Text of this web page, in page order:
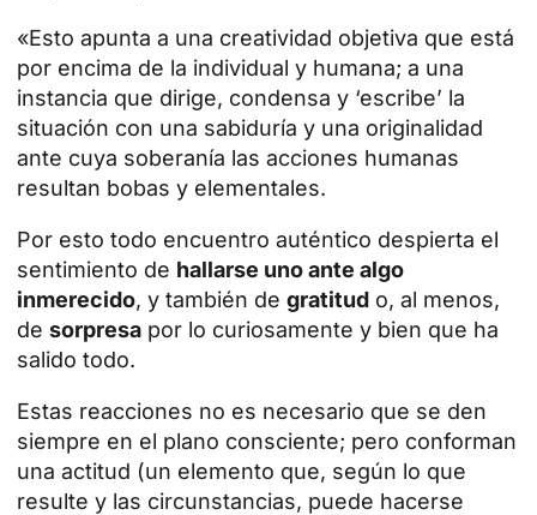
«Esto apunta a una creatividad objetiva que está
por encima de la individual y humana; a una
instancia que dirige, condensa y ‘escribe’ la
situación con una sabiduría y una originalidad
ante cuya soberanía las acciones humanas
resultan bobas y elementales.
Por esto todo encuentro auténtico despierta el
sentimiento de hallarse uno ante algo
inmerecido, y también de gratitud o, al menos,
de sorpresa por lo curiosamente y bien que ha
salido todo.
Estas reacciones no es necesario que se den
siempre en el plano consciente; pero conforman
una actitud (un elemento que, según lo que
resulte y las circunstancias, puede hacerse